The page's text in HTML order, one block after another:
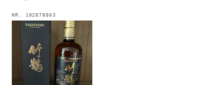
NR. 102878863